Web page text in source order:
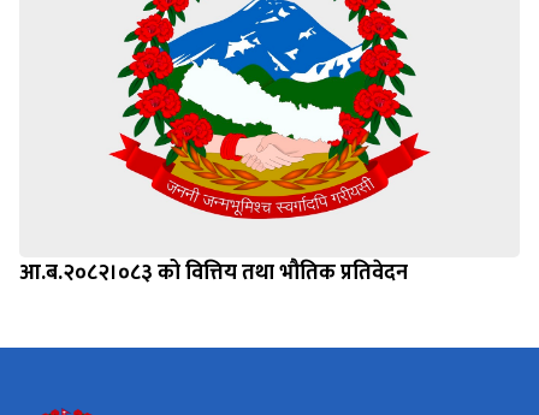
आ.ब.२०८२।०८३ को वित्तिय तथा भौतिक प्रतिवेदन